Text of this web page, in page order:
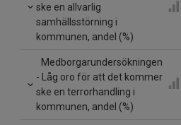
ske en allvarlig
samhällsstörning i
kommunen, andel (%)
Medborgarundersökningen
- Låg oro för att det kommer
ske en terrorhandling i
kommunen, andel (%)